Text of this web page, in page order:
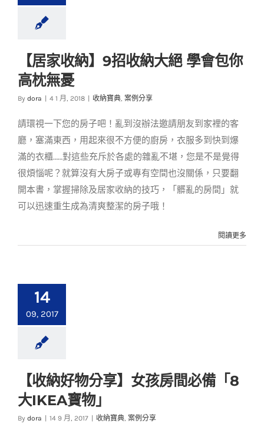
【居家收納】9招收納
憂
【居家收納】9招收納大絕 學會包你
高枕無憂
By dora 4 1 月, 2018 收納寶典, 案例分享
請環視一下您的房子吧！亂到沒辦法邀請朋友到家裡的客
廳，塞滿東西，用起來很不方便的廚房，衣服多到快到爆
滿的衣櫃……對這些充斥於各處的雜亂不堪，您是不是覺得
很煩惱呢？就算沒有大房子或專有空間也沒關係，只要翻
開本書，掌握掃除及居家收納的技巧，「髒亂的房間」就
可以迅速重生成為清爽整潔的房子哦！
閱讀更多
14
09, 2017
【收納好物分享】女
孩房間必備「8大
IKEA寶物」
【收納好物分享】女孩房間必備「8
大IKEA寶物」
By dora 14 9 月, 2017 收納寶典, 案例分享